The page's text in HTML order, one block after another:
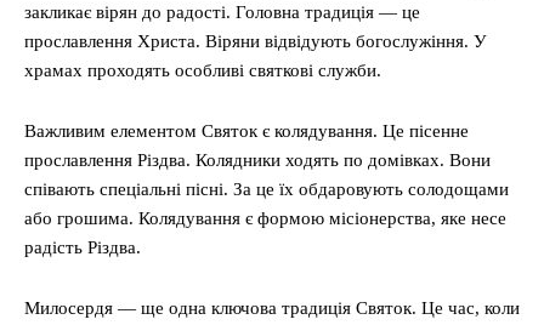
закликає вірян до радості. Головна традиція — це
прославлення Христа. Віряни відвідують богослужіння. У
храмах проходять особливі святкові служби.
Важливим елементом Святок є колядування. Це пісенне
прославлення Різдва. Колядники ходять по домівках. Вони
співають спеціальні пісні. За це їх обдаровують солодощами
або грошима. Колядування є формою місіонерства, яке несе
радість Різдва.
Милосердя — ще одна ключова традиція Святок. Це час, коли